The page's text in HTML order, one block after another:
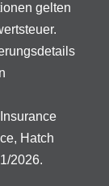
gelten
Hatch
2026.